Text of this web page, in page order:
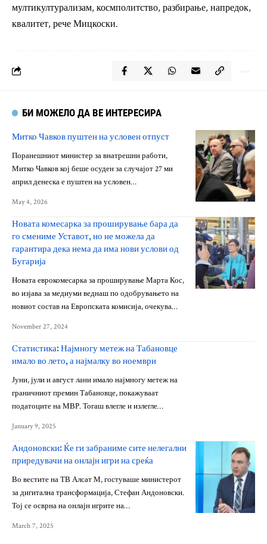
мултикултурализам, космполитство, разбирање, напредок,
квалитет, рече Мицкоски.
БИ МОЖЕЛО ДА ВЕ ИНТЕРЕСИРА
Митко Чавков пуштен на условен отпуст
Поранешниот министер за внатрешни работи,
Митко Чавков кој беше осуден за случајот 27 ми
април денеска е пуштен на условен…
May 4, 2026
Новата комесарка за проширување бара да
го смениме Уставот, но не можела да
гарантира дека нема да има нови услови од
Бугарија
Новата еврокомесарка за проширување Марта Кос,
во изјава за медиуми веднаш по одобрувањето на
новиот состав на Европската комисија, очекува…
November 27, 2024
Статистика: Најмногу метеж на Табановце
имало во лето, а најмалку во ноември
Јуни, јули и август лани имало најмногу метеж на
граничниот премин Табановце, покажуваат
податоците на МВР. Тогаш влегле и излегле…
January 9, 2025
Андоновски: Ќе ги забраниме сите нелегални
приредувачи на онлајн игри на среќа
Во вестите на ТВ Алсат М, гостуваше министерот
за дигитална трансформација, Стефан Андоновски.
Тој се осврна на онлајн игрите на…
March 7, 2025